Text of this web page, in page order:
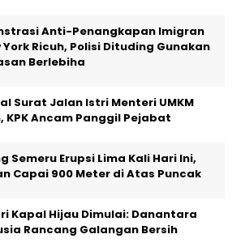
Anti-Penangkapan Imigran
York Ricuh, Polisi Dituding Gunakan
Berlebiha
Surat Jalan Istri Menteri UMKM
KPK Ancam Panggil Pejabat
Semeru Erupsi Lima Kali Hari Ini,
Capai 900 Meter di Atas Puncak
Kapal Hijau Dimulai: Danantara
Rancang Galangan Bersih